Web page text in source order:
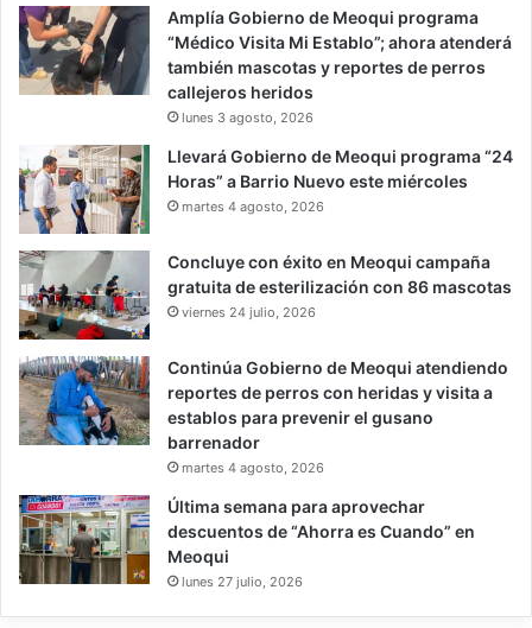
Amplía Gobierno de Meoqui programa
“Médico Visita Mi Establo”; ahora atenderá
también mascotas y reportes de perros
callejeros heridos
lunes 3 agosto, 2026
Llevará Gobierno de Meoqui programa “24
Horas” a Barrio Nuevo este miércoles
martes 4 agosto, 2026
Concluye con éxito en Meoqui campaña
gratuita de esterilización con 86 mascotas
viernes 24 julio, 2026
Continúa Gobierno de Meoqui atendiendo
reportes de perros con heridas y visita a
establos para prevenir el gusano
barrenador
martes 4 agosto, 2026
Última semana para aprovechar
descuentos de “Ahorra es Cuando” en
Meoqui
lunes 27 julio, 2026